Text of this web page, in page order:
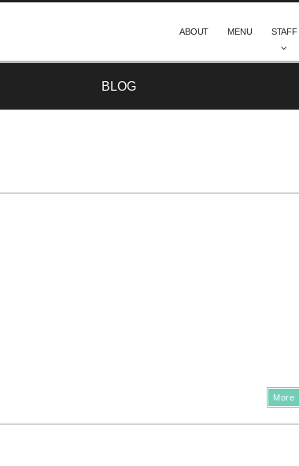
ABOUT MENU STAFF
BLOG
More